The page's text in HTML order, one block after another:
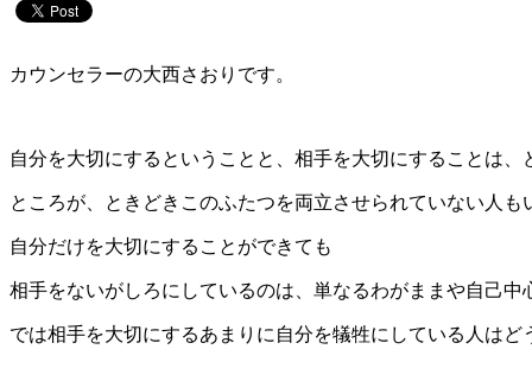
カウンセラーの大西さおりです。
自分を大切にするということと、相手を大切にすることは
ところが、ときどきこのふたつを両立させられていない人も
自分だけを大切にすることができても
相手をないがしろにしているのは、単なるわがままや自己中
では相手を大切にするあまりに自分を犠牲にしている人はど